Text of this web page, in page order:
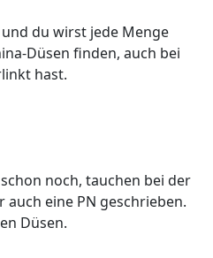
und du wirst jede Menge
Düsen finden, auch bei
hast.
noch, tauchen bei der
auch eine PN geschrieben.
Düsen.